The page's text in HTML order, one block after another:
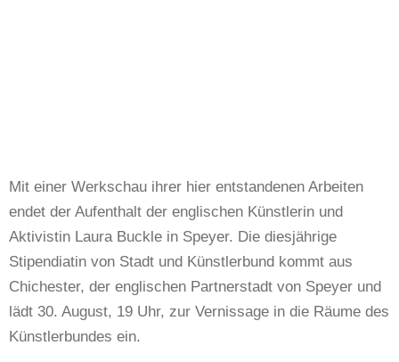
Mit einer Werkschau ihrer hier entstandenen Arbeiten
endet der Aufenthalt der englischen Künstlerin und
Aktivistin Laura Buckle in Speyer. Die diesjährige
Stipendiatin von Stadt und Künstlerbund kommt aus
Chichester, der englischen Partnerstadt von Speyer und
lädt 30. August, 19 Uhr, zur Vernissage in die Räume des
Künstlerbundes ein.